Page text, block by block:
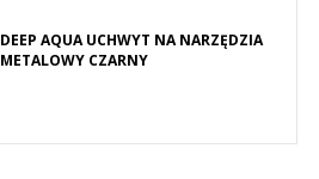
DEEP AQUA UCHWYT NA NARZĘDZIA
METALOWY CZARNY